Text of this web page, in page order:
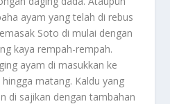
ayam yang telah di rebus
Soto di mulai dengan
kaya rempah-rempah.
ayam di masukkan ke
matang. Kaldu yang
di sajikan dengan tambahan